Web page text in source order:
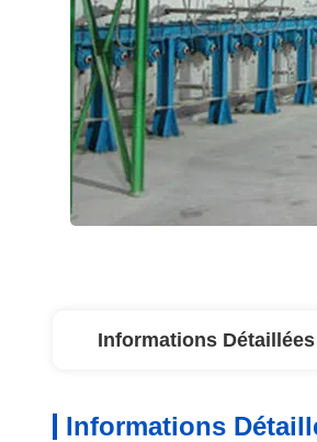
Informations Détaillées
Informations